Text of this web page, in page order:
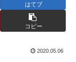
はてブ
コピー
2020.05.06